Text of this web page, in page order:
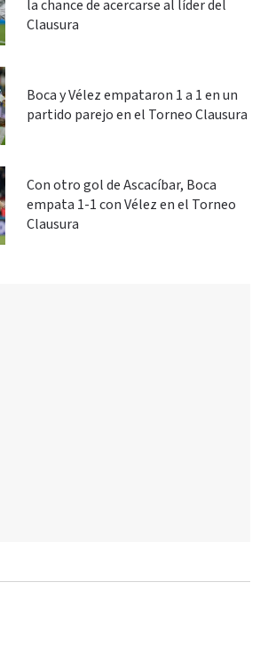
la chance de acercarse al líder del
Clausura
Boca y Vélez empataron 1 a 1 en un
partido parejo en el Torneo Clausura
Con otro gol de Ascacíbar, Boca
empata 1-1 con Vélez en el Torneo
Clausura